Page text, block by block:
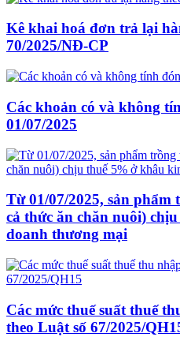
Kê khai hoá đơn trả lại
70/2025/NĐ-CP
Các khoản có và không
01/07/2025
Từ 01/07/2025, sản
cả thức ăn chăn nuôi)
doanh thương mại
Các mức thuế suất thuế
theo Luật số 67/2025/